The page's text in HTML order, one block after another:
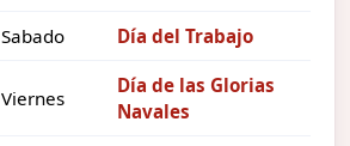
Sabado Día del Trabajo
Viernes
Día de las Glorias
Navales